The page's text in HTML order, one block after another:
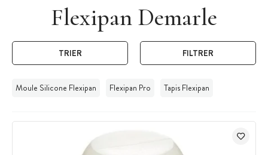
Flexipan Demarle
TRIER FILTRER
Moule Silicone Flexipan Flexipan Pro Tapis Flexipan